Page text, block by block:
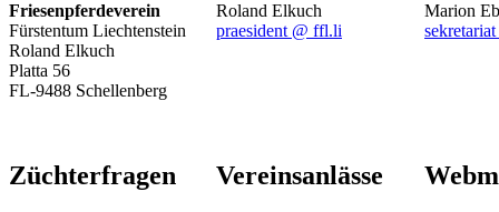
Friesenpferdeverein
Fürstentum Liechtenstein
Roland Elkuch
Platta 56
FL-9488 Schellenberg
Roland Elkuch
praesident @ ffl.li
Marion
Züchterfragen Vereinsanlässe